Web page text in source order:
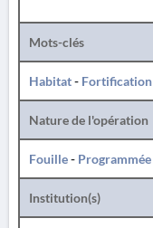
Mots-clés
Habitat- Fortification
Nature de l'opération
Fouille- Programmée
Institution(s)